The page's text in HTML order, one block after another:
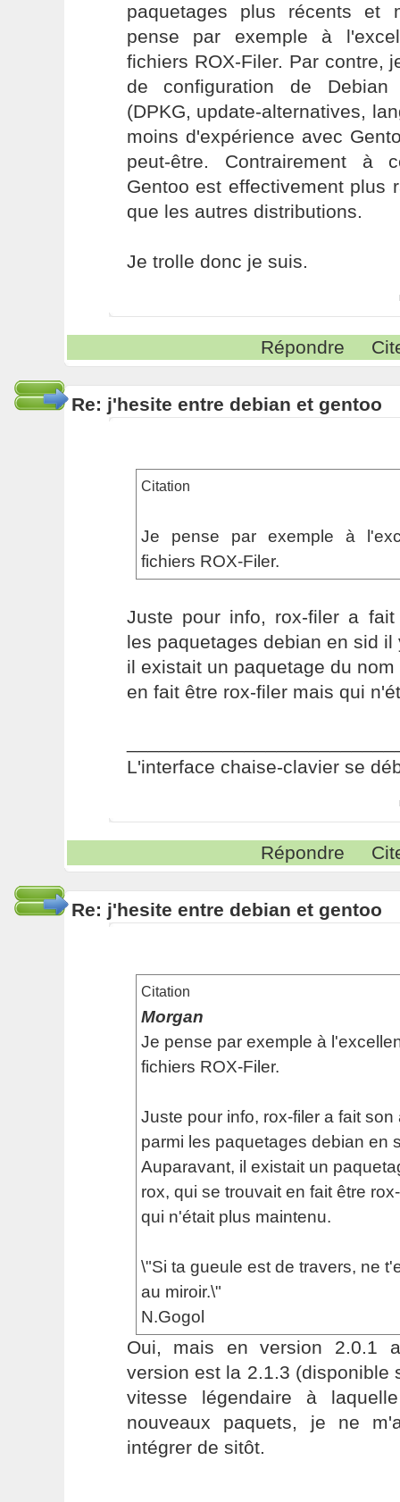
paquetages plus récents et
pense par exemple à
fichiers ROX-Filer. Par contre,
de configuration de
(DPKG, update-alternatives,
moins d'expérience avec
peut-être. Contrairement à
Gentoo est effectivement plus
que les autres distributions.
Je trolle donc je suis.
Répondre
Re: j'hesite entre debian et gentoo
Citation
Je pense par exemple à
fichiers ROX-Filer.
Juste pour info, rox-filer a
les paquetages debian en sid
il existait un paquetage du
en fait être rox-filer mais qui
L'interface chaise-clavier se
Répondre
Re: j'hesite entre debian et gentoo
Citation
Morgan
Je pense par exemple à
fichiers ROX-Filer.
Juste pour info, rox-filer a fait son
parmi les paquetages debian en
Auparavant, il existait un
rox, qui se trouvait en fait être
qui n'était plus maintenu.
\"Si ta gueule est de travers, ne
au miroir.\"
N.Gogol
Oui, mais en version 2.0.1
version est la 2.1.3 (disponible
vitesse légendaire à
nouveaux paquets, je ne
intégrer de sitôt.